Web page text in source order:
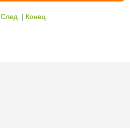
След. | Конец